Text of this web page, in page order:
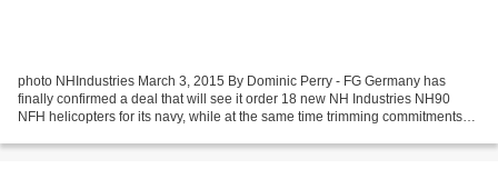
photo NHIndustries March 3, 2015 By Dominic Perry - FG Germany has
finally confirmed a deal that will see it order 18 new NH Industries NH90
NFH helicopters for its navy, while at the same time trimming commitments